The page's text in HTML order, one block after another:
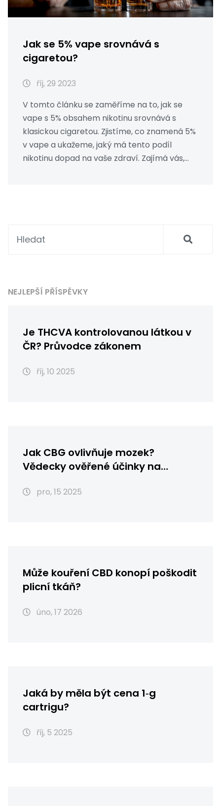
Jak se 5% vape srovnává s
cigaretou?
říj, 29 2023
V tomto článku se zaměříme na to, jak se
vape s 5% obsahem nikotinu srovnává s
klasickou cigaretou. Zjistíme, co znamená 5%
v vape a ukažeme, jaký má tento podíl
nikotinu dopad na vaše zdraví. Zajímá vás,
NEJLEPŠÍ PŘÍSPĚVKY
Je THCVA kontrolovanou látkou v
ČR? Průvodce zákonem
říj, 10 2025
Jak CBG ovlivňuje mozek?
Vědecky ověřené účinky na
pro, 15 2025
Může kouření CBD konopí poškodit
plicní tkáň?
úno, 17 2026
Jaká by měla být cena 1‑g
cartrigu?
říj, 5 2025